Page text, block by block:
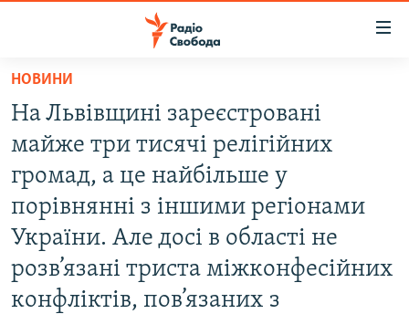
Перейти
основного
матеріалу
до
основної
навігації
Перейти
до
пошуку
ПОЛІТИКА
ЕКОНОМІКА
СУСПІЛЬСТВО
КУЛЬТУРА
ВІЙНА
РОСІЙСЬКА «ФІЛЬТРАЦІЯ»
ДОНБАС.РЕАЛІЇ
КРИМ.РЕАЛІЇ
НОВИНИ
На Львівщині зареєстровані
майже три тисячі релігійних
громад, а це найбільше у
порівнянні з іншими регіонами
України. Але досі в області не
розв’язані триста міжконфесійних
конфліктів, пов’язаних з